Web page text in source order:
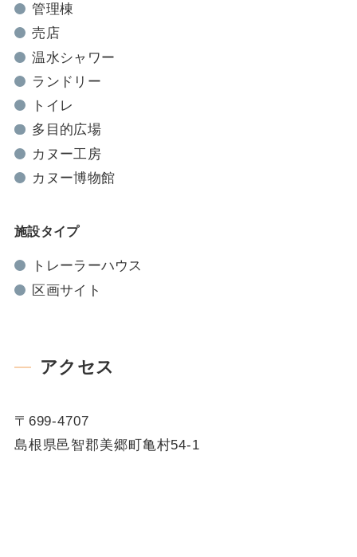
管理棟
売店
温水シャワー
ランドリー
トイレ
多目的広場
カヌー工房
カヌー博物館
施設タイプ
トレーラーハウス
区画サイト
アクセス
〒699-4707
島根県邑智郡美郷町亀村54-1